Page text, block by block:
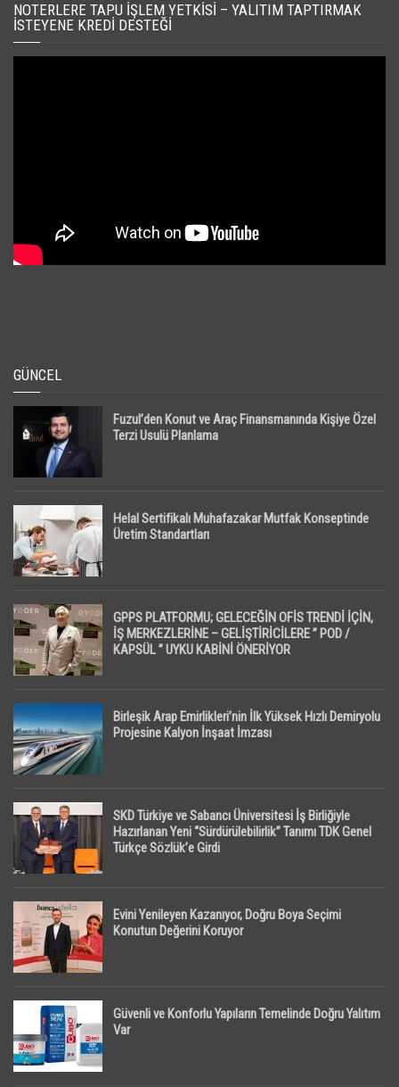
NOTERLERE TAPU İŞLEM YETKISI – YALITIM TAPTIRMAK
İSTEYENE KREDI DESTEĞI
GÜNCEL
Fuzul’den Konut ve Araç Finansmanında Kişiye Özel
Terzi Usulü Planlama
Helal Sertifikalı Muhafazakar Mutfak Konseptinde
Üretim Standartları
GPPS PLATFORMU; GELECEĞİN OFİS TRENDİ İÇİN,
İŞ MERKEZLERİNE – GELİŞTİRİCİLERE ” POD /
KAPSÜL ” UYKU KABİNİ ÖNERİYOR
Birleşik Arap Emirlikleri’nin İlk Yüksek Hızlı Demiryolu
Projesine Kalyon İnşaat İmzası
SKD Türkiye ve Sabancı Üniversitesi İş Birliğiyle
Hazırlanan Yeni “Sürdürülebilirlik” Tanımı TDK Genel
Türkçe Sözlük’e Girdi
Evini Yenileyen Kazanıyor, Doğru Boya Seçimi
Konutun Değerini Koruyor
Güvenli ve Konforlu Yapıların Temelinde Doğru Yalıtım
Var